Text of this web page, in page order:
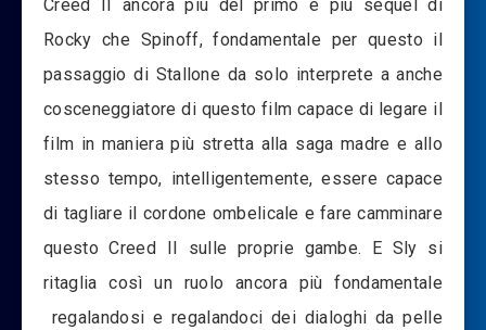
Creed II ancora più del primo è più sequel di
Rocky che Spinoff, fondamentale per questo il
passaggio di Stallone da solo interprete a anche
cosceneggiatore di questo film capace di legare il
film in maniera più stretta alla saga madre e allo
stesso tempo, intelligentemente, essere capace
di tagliare il cordone ombelicale e fare camminare
questo Creed II sulle proprie gambe. E Sly si
ritaglia così un ruolo ancora più fondamentale
regalandosi e regalandoci dei dialoghi da pelle